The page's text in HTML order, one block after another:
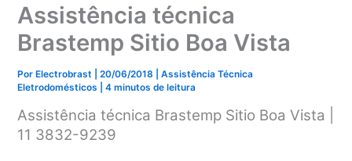
Assistência técnica
Brastemp Sitio Boa Vista
Por Electrobrast |20/06/2018 |Assistência Técnica
Eletrodomésticos
|4 minutos de leitura
Assistência técnica Brastemp Sitio Boa Vista |
11 3832-9239